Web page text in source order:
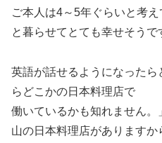
ご本人は4～5年ぐらいと考
と暮らせてとても幸せそうで
英語が話せるようになった
らどこかの日本料理店で
働いているかも知れません
山の日本料理店があります